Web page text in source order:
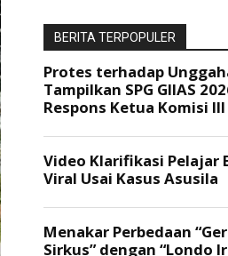
BERITA TERPOPULER